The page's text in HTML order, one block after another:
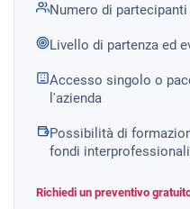
Numero di
Livello di partenza ed
Accesso singolo o
l'azienda
Possibilità di
fondi
Richiedi un preventivo